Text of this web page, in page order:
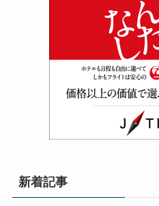
新着記事